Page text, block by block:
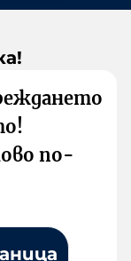
по-